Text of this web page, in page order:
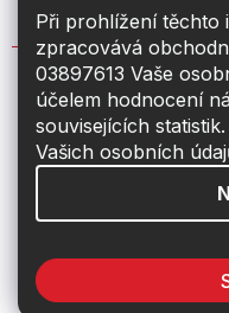
Při prohlížení těchto
zpracovává
03897613 Vaše
účelem hodnocení
souvisejících
Vašich osobních